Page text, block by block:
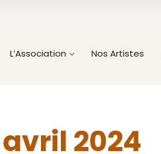
L’Association Nos Artistes
avril 2024